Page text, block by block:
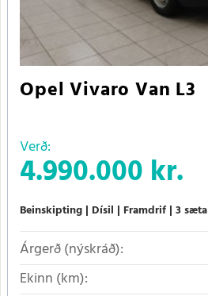
Opel Vivaro Van L3
Verð:
4.990.000 kr.
Beinskipting Dísil Framdrif 3 sæta
Árgerð (nýskráð):
Ekinn (km):